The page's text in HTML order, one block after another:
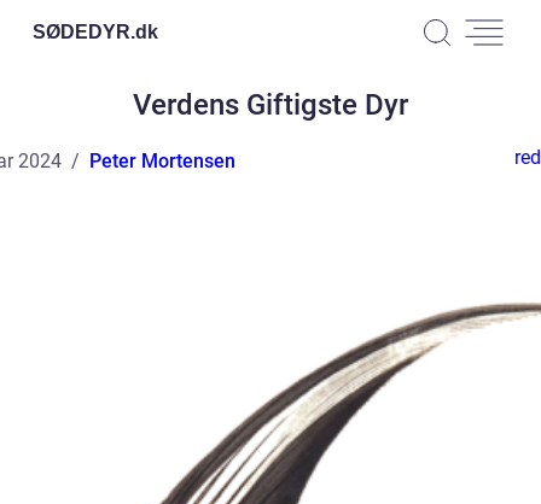
SØDEDYR.dk
Verdens Giftigste Dyr
2024 Peter Mortensen